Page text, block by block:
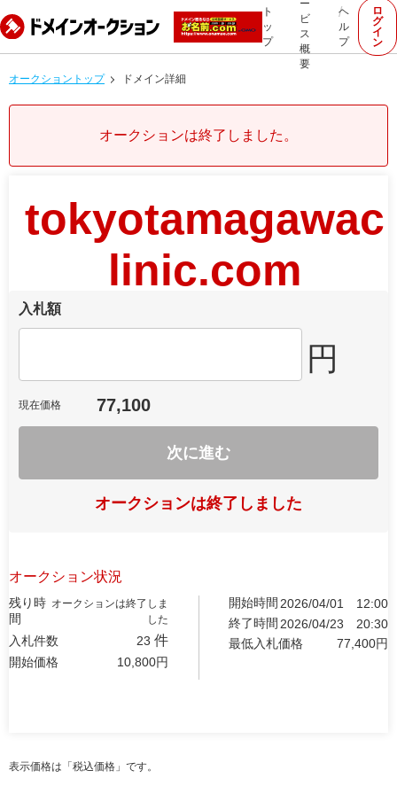
ト
ッ
プ
ー
ビ
ス
概
要
ヘ
ル
プ
ロ
グ
イ
ン
オークショントップ ドメイン詳細
オークションは終了しました。
tokyotamagawac
linic.com
入札額
円
現在価格 77,100
次に進む
オークションは終了しました
オークション状況
残り時
間
オークションは終了しま
した
入札件数 23 件
開始価格 10,800円
開始時間 2026/04/01
12:00
終了時間 2026/04/23
20:30
最低入札価格
77,400円
表示価格は「税込価格」です。